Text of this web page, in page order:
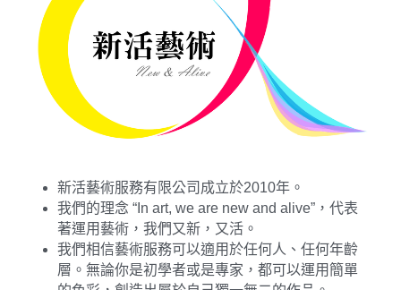
新活藝術服務有限公司成立於2010年。
我們的理念 “In art, we are new and alive”，代表
著運用藝術，我們又新，又活。
我們相信藝術服務可以適用於任何人、任何年齡
層。無論你是初學者或是專家，都可以運用簡單